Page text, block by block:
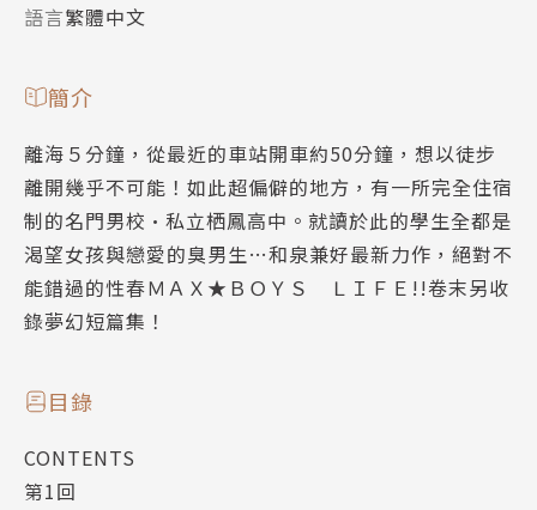
語言繁體中文
簡介
離海５分鐘，從最近的車站開車約50分鐘，想以徒步
離開幾乎不可能！如此超偏僻的地方，有一所完全住宿
制的名門男校•私立栖鳳高中。就讀於此的學生全都是
渴望女孩與戀愛的臭男生…和泉兼好最新力作，絕對不
能錯過的性春ＭＡＸ★ＢＯＹＳ ＬＩＦＥ!!卷末另收
錄夢幻短篇集！
目錄
CONTENTS
第1回